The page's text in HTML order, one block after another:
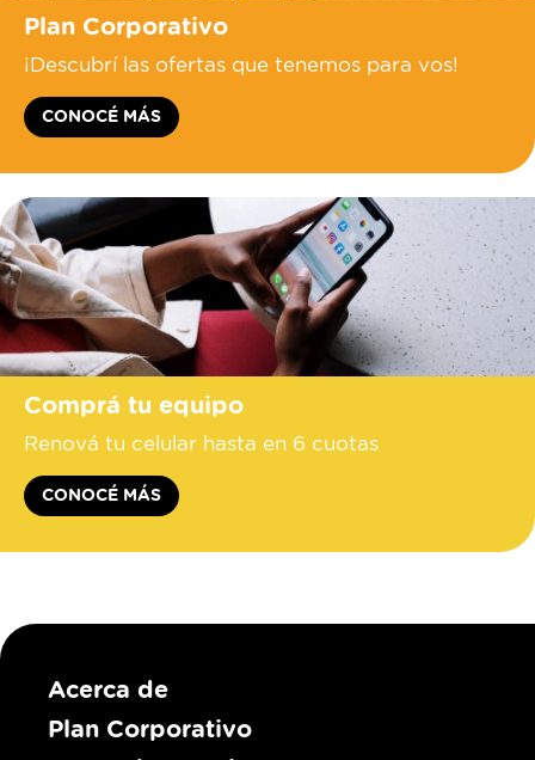
Plan Corporativo
¡Descubrí las ofertas que tenemos para vos!
CONOCÉ MÁS
Comprá tu equipo
Renová tu celular hasta en 6 cuotas
CONOCÉ MÁS
Acerca de
Plan Corporativo